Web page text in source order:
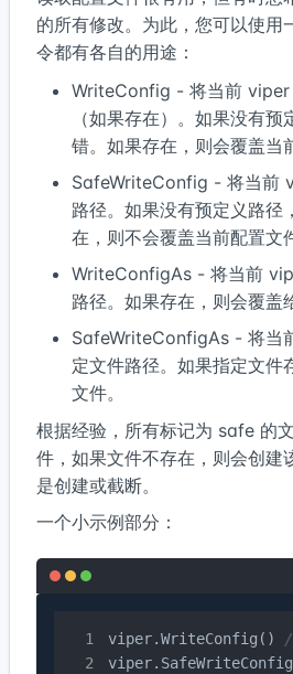
的所有修改。为此，您可以使用
令都有各自的用途：
WriteConfig - 将当前 viper
（如果存在）。如果没有预
错。如果存在，则会覆盖当
SafeWriteConfig - 将当前
路径。如果没有预定义路径
在，则不会覆盖当前配置文
WriteConfigAs - 将当前
路径。如果存在，则会覆盖
SafeWriteConfigAs - 将当
定文件路径。如果指定文件
文件。
根据经验，所有标记为 safe 的
件，如果文件不存在，则会创建
是创建或截断。
一个小示例部分：
viper.WriteConfig()